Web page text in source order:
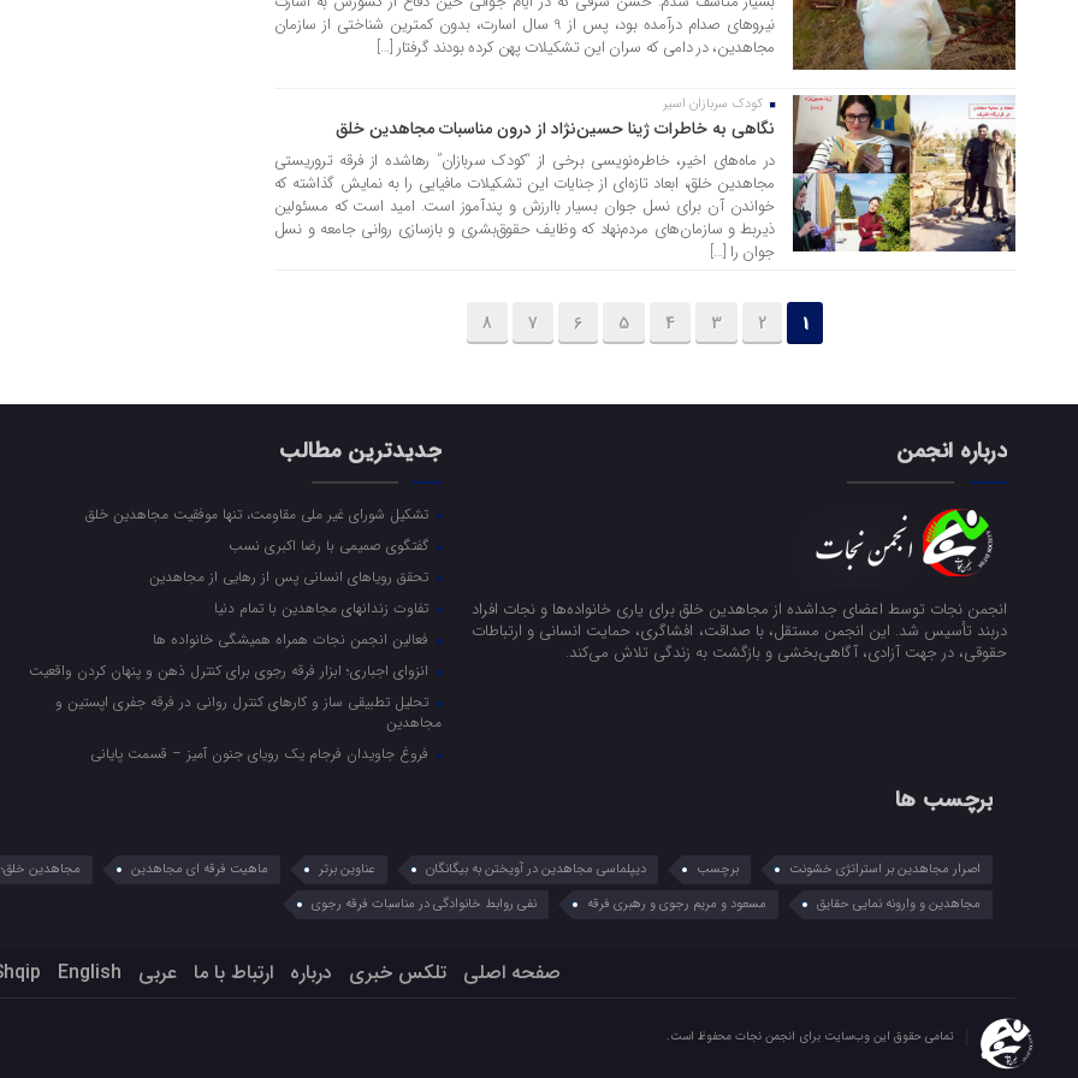
نیروهای صدام درآمده بود، پس از 9 سال اسارت، بدون کمترین شناختی از سازمان
مجاهدین، در دامی که سران این تشکیلات پهن کرده بودند گرفتار […]
10 خرداد 1405
کودک‌ سربازان اسیر
نگاهی به خاطرات ژینا حسین‌نژاد از درون مناسبات مجاهدین خلق
در ماه‌های اخیر، خاطره‌نویسی برخی از “کودک ‌سربازان” رهاشده از فرقه تروریستی
مجاهدین خلق، ابعاد تازه‌ای از جنایات این تشکیلات مافیایی را به نمایش گذاشته که
خواندن آن برای نسل جوان بسیار باارزش و پندآموز است. امید است که مسئولین
ذیربط و سازمان‌های مردم‌نهاد که وظایف حقوق‌بشری و بازسازی روانی جامعه و نسل
جوان را […]
1
2
3
4
5
6
7
8
درباره انجمن
انجمن نجات توسط اعضای جداشده از مجاهدین خلق برای یاری خانواده‌ها و نجات افراد
دربند تأسیس شد. این انجمن مستقل، با صداقت، افشاگری، حمایت انسانی و ارتباطات
حقوقی، در جهت آزادی، آگاهی‌بخشی و بازگشت به زندگی تلاش می‌کند.
جدیدترین مطالب
تشکیل شورای غیر ملی مقاومت، تنها موفقیت مجاهدین خلق
گفتگوی صمیمی با رضا اکبری نسب
تحقق رویاهای انسانی پس از رهایی از مجاهدین
تفاوت زندانهای مجاهدین با تمام دنیا
فعالین انجمن نجات همراه همیشگی خانواده ها
انزوای اجباری؛ ابزار فرقه رجوی برای کنترل ذهن و پنهان کردن واقعیت
تحلیل تطبیقی ساز و کارهای کنترل روانی در فرقه جفری اپستین و
مجاهدین
فروغ جاویدان فرجام یک رویای جنون آمیز – قسمت پایانی
برچسب ها
اصرار مجاهدین بر استراتژی خشونت برچسب دیپلماسی مجاهدین در آویختن به بیگانگان عناوین برتر ماهیت فرقه ای مجاهدین مجاهدین
مجاهدین و وارونه نمایی حقایق
مسعود و مریم رجوی و رهبری فرقه نفی روابط خانوادگی در مناسبات فرقه رجوی
صفحه اصلی تلکس خبری درباره ارتباط با ما عربي English
تمامی حقوق این وب‌سایت برای انجمن نجات محفوظ است.